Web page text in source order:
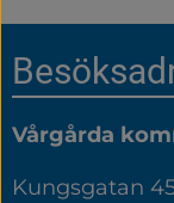
Sidfot
Vårgårda
Kungsgatan